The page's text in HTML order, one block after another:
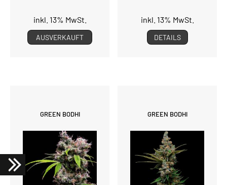
inkl. 13% MwSt.
AUSVERKAUFT
inkl. 13% MwSt.
DETAILS
GREEN BODHI GREEN BODHI